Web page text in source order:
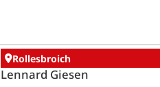
Rollesbroich
Lennard Giesen